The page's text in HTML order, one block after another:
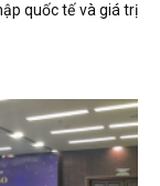
quốc tế và giá trị